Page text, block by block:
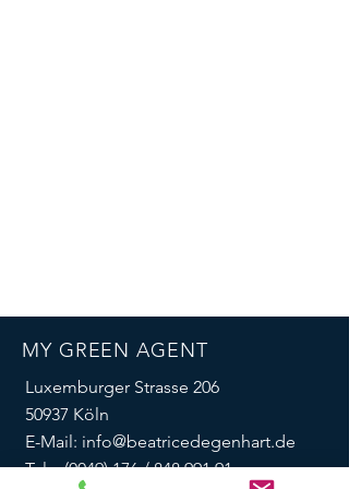
MY GREEN AGENT
Luxemburger Strasse 206
50937 Köln
E-Mail: info@beatricedegenhart.de
Tel.: (0049) 176 / 848 991 91